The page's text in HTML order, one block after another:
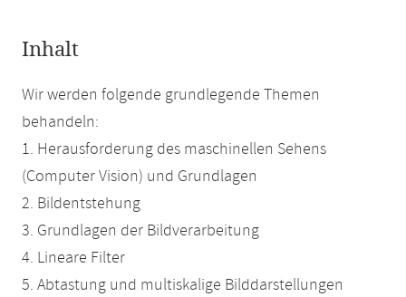
Inhalt
Wir werden folgende grundlegende Themen
behandeln:
1. Herausforderung des maschinellen Sehens
(Computer Vision) und Grundlagen
2. Bildentstehung
3. Grundlagen der Bildverarbeitung
4. Lineare Filter
5. Abtastung und multiskalige Bilddarstellungen